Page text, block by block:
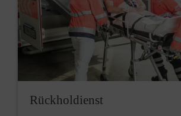
Rück­hol­dienst